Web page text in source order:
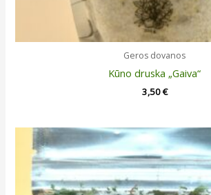
Geros dovanos
Kūno druska „Gaiva“
3,50€